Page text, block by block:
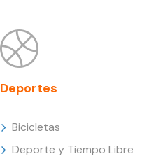
Deportes
Bicicletas
Deporte y Tiempo Libre